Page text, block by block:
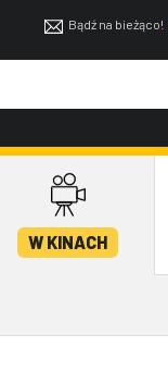
Bądź na bieżąco!
W KINACH